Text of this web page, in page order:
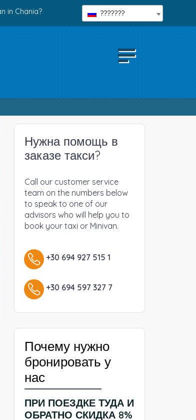
in Chania? ???????
Нужна помощь в
заказе такси?
Call our customer service
team on the numbers below
to speak to one of our
advisors who will help you to
book your taxi or Minivan.
+30 694 927 515 1
+30 694 597 327 7
Почему нужно
бронировать у
нас
ПРИ ПОЕЗДКЕ ТУДА И
ОБРАТНО СКИДКА 8%